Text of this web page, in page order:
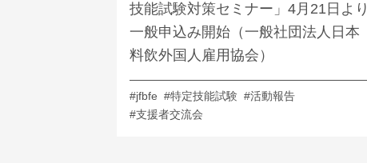
技能試験対策セミナー」4月21日より
一般申込み開始（一般社団法人日本
料飲外国人雇用協会）
#jfbfe #特定技能試験 #活動報告
#支援者交流会